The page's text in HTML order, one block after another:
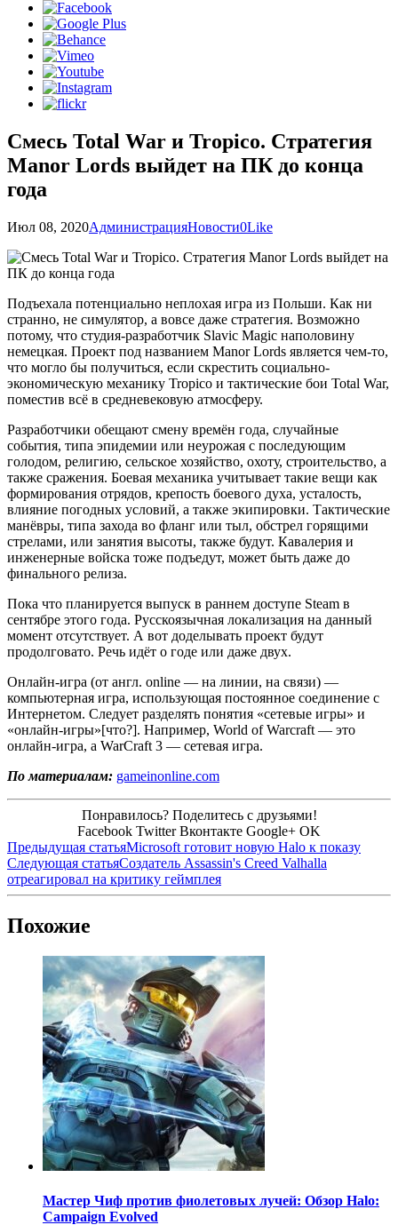
Смесь Total War и Tropico. Cтратегия
Manor Lords выйдет на ПК до конца
года
Июл 08, 2020АдминистрацияНовости0Like
Подъехала потенциально неплохая игра из Польши. Как ни
странно, не симулятор, а вовсе даже стратегия. Возможно
потому, что студия-разработчик Slavic Magic наполовину
немецкая. Проект под названием Manor Lords является чем-то,
что могло бы получиться, если скрестить социально-
экономическую механику Tropico и тактические бои Total War,
поместив всё в средневековую атмосферу.
Разработчики обещают смену времён года, случайные
события, типа эпидемии или неурожая с последующим
голодом, религию, сельское хозяйство, охоту, строительство, а
также сражения. Боевая механика учитывает такие вещи как
формирования отрядов, крепость боевого духа, усталость,
влияние погодных условий, а также экипировки. Тактические
манёвры, типа захода во фланг или тыл, обстрел горящими
стрелами, или занятия высоты, также будут. Кавалерия и
инженерные войска тоже подъедут, может быть даже до
финального релиза.
Пока что планируется выпуск в раннем доступе Steam в
сентябре этого года. Русскоязычная локализация на данный
момент отсутствует. А вот доделывать проект будут
продолговато. Речь идёт о годе или даже двух.
Онлайн-игра (от англ. online — на линии, на связи) —
компьютерная игра, использующая постоянное соединение с
Интернетом. Следует разделять понятия «сетевые игры» и
«онлайн-игры»[что?]. Например, World of Warcraft — это
онлайн-игра, а WarCraft 3 — сетевая игра.
По материалам: gameinonline.com
Понравилось? Поделитесь с друзьями!
Facebook Twitter Вконтакте Google+ OK
Предыдущая статьяMicrosoft готовит новую Halo к показу
Следующая статьяСоздатель Assassin's Creed Valhalla
отреагировал на критику геймплея
Похожие
Мастер Чиф против фиолетовых лучей: Обзор Halo:
Campaign Evolved